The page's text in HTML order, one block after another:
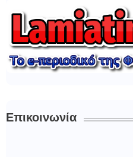
Επικοινωνία